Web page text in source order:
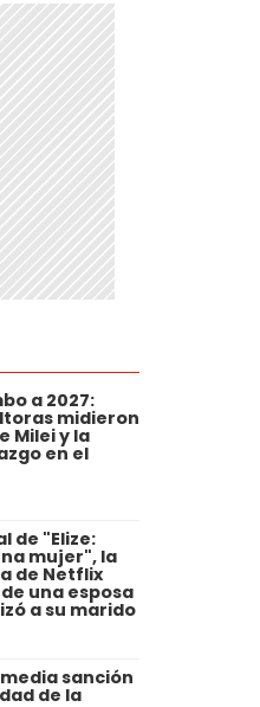
a 2027:
midieron
Milei y la
en el
de "Elize:
mujer", la
de Netflix
una esposa
a su marido
sanción
de la